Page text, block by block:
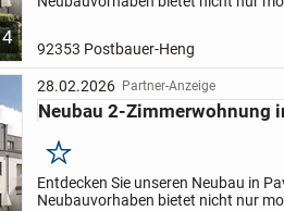
4
92353 Postbauer-Heng
28.02.2026 Partner-Anzeige
Neubau 2-Zimmerwohnung
Merken
Entdecken Sie unseren Neubau in
Neubauvorhaben bietet nicht nur